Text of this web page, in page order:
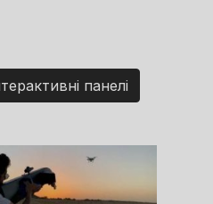
панелі